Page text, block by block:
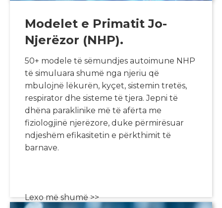
Modelet e Primatit Jo-
Njerëzor (NHP).
50+ modele të sëmundjes autoimune NHP
të simuluara shumë nga njeriu që
mbulojnë lëkurën, kyçet, sistemin tretës,
respirator dhe sisteme të tjera. Jepni të
dhëna paraklinike më të afërta me
fiziologjinë njerëzore, duke përmirësuar
ndjeshëm efikasitetin e përkthimit të
barnave.
Lexo më shumë >>